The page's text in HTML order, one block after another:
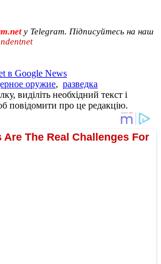
у Telegram. Підписуйтесь на наш
в Google News
оружие, разведка
виділіть необхідний текст і
повідомити про це редакцію.